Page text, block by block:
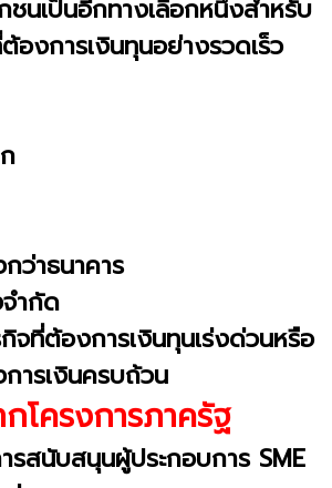
ชนเป็นอีกทางเลือกหนึ่งสำหรับ
องการเงินทุนอย่างรวดเร็ว
ว่าธนาคาร
ำกัด
กิจที่ต้องการเงินทุนเร่งด่วนหรือ
การเงินครบถ้วน
โครงการภาครัฐ
รสนับสนุนผู้ประกอบการ SME